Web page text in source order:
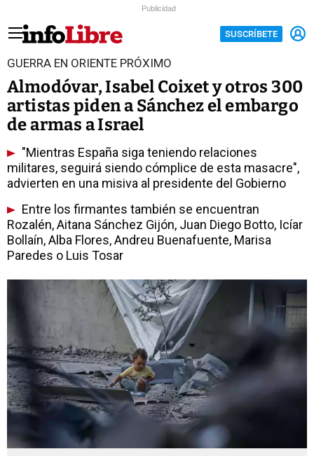
Publicidad
SUSCRÍBETE
GUERRA EN ORIENTE PRÓXIMO
Almodóvar, Isabel Coixet y otros 300
artistas piden a Sánchez el embargo
de armas a Israel
"Mientras España siga teniendo relaciones
militares, seguirá siendo cómplice de esta masacre",
advierten en una misiva al presidente del Gobierno
Entre los firmantes también se encuentran
Rozalén, Aitana Sánchez Gijón, Juan Diego Botto, Icíar
Bollaín, Alba Flores, Andreu Buenafuente, Marisa
Paredes o Luis Tosar